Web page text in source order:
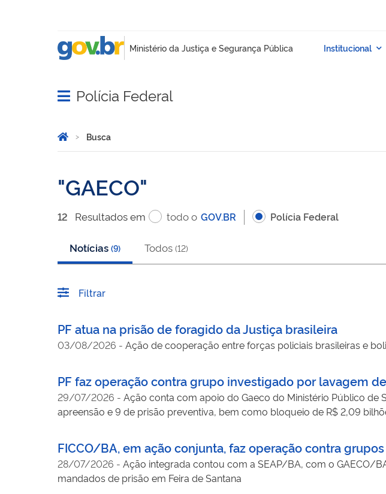
Abrir menu principal de navegação
Polícia Federal
Você está aqui:
Página Inicial
Busca
GAECO
12 Resultadosem todo o GOV.BR Polícia Federal
Notícias (9) Todos (12)
Filtrar
PF atua na prisão de foragido da Justiça brasileira
03/08/2026 - Ação de cooperação entre forças policiais brasileiras e
PF faz operação contra grupo investigado por lavagem
29/07/2026 - Ação conta com apoio do Gaeco do Ministério Público
apreensão e 9 de prisão preventiva, bem como bloqueio de R$ 2,09
FICCO/BA, em ação conjunta, faz operação contra
28/07/2026 - Ação integrada contou com a SEAP/BA, com o GAECO/
mandados de prisão em Feira de Santana